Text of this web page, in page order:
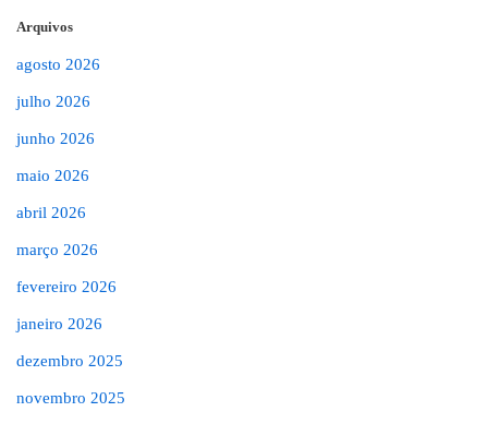
Arquivos
agosto 2026
julho 2026
junho 2026
maio 2026
abril 2026
março 2026
fevereiro 2026
janeiro 2026
dezembro 2025
novembro 2025